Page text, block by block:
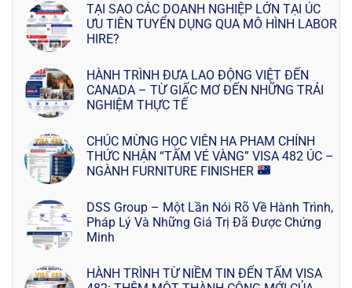
TẠI SAO CÁC DOANH NGHIỆP LỚN TẠI ÚC
ƯU TIÊN TUYỂN DỤNG QUA MÔ HÌNH LABOR
HIRE?
HÀNH TRÌNH ĐƯA LAO ĐỘNG VIỆT ĐẾN
CANADA – TỪ GIẤC MƠ ĐẾN NHỮNG TRẢI
NGHIỆM THỰC TẾ
CHÚC MỪNG HỌC VIÊN HA PHAM CHÍNH
THỨC NHẬN “TẤM VÉ VÀNG” VISA 482 ÚC –
NGÀNH FURNITURE FINISHER
DSS Group – Một Lần Nói Rõ Về Hành Trình,
Pháp Lý Và Những Giá Trị Đã Được Chứng
Minh
HÀNH TRÌNH TỪ NIỀM TIN ĐẾN TẤM VISA